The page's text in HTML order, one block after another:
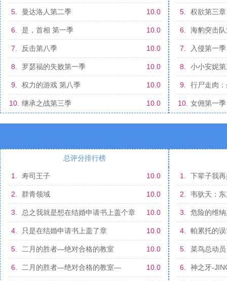
5. 曼达洛人第二季 10.0
6. 是，首相 第一季 10.0
7. 反击第八季 10.0
8. 罗瑟福的失败第一季 10.0
9. 权力的游戏 第八季 10.0
10. 继承之战第三季 10.0
5. 权欲第三章
6. 海豹突击
7. 入侵第一季
8. 小小安妮
9. 行尸走肉
10. 女佣第一季
总评分排行榜
1. 寿司王子 10.0
2. 群青领域 10.0
3. 总之我就是想在结婚申请书上盖个章
番外
10.0
4. 只是在结婚申请书上盖了章 10.0
5. 二月的胜者—绝对合格的教室 10.0
6. 二月的胜者—绝对合格的教室— 10.0
1. 下辈子我
2. 韦驮天：
3. 危险的维
4. 帕累托的
杀人事件
5. 菜鸟总动员
6. 神之牙-